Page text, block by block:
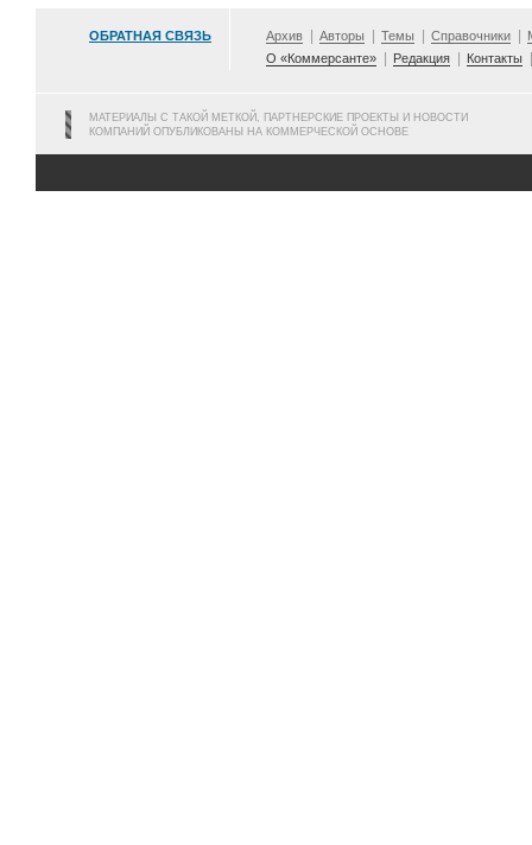
ОБРАТНАЯ СВЯЗЬ Архив Авторы Темы Справочники
О «Коммерсанте»
Редакция Контакты
МАТЕРИАЛЫ С ТАКОЙ МЕТКОЙ, ПАРТНЕРСКИЕ ПРОЕКТЫ И НОВОСТИ
КОМПАНИЙ ОПУБЛИКОВАНЫ НА КОММЕРЧЕСКОЙ ОСНОВЕ